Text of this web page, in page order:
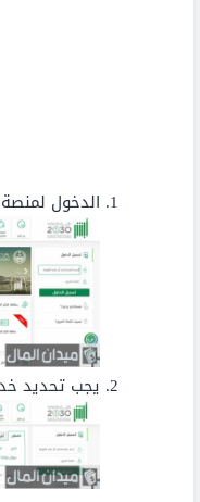
الدخول لمنصة
يجب تحديد